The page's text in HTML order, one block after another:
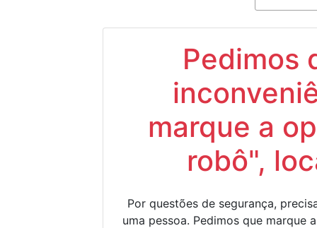
Pedimos
marque a
robô",
Por questões de segurança,
uma pessoa. Pedimos que marque